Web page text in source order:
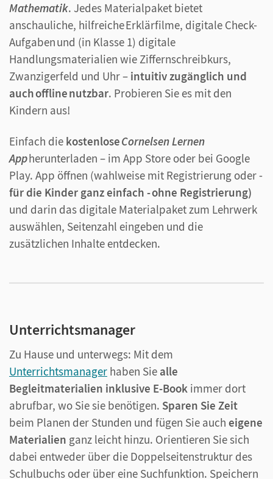
Mathematik. Jedes Materialpaket bietet
anschauliche, hilfreiche Erklärfilme, digitale Check-
Aufgaben und (in Klasse 1) digitale
Handlungsmaterialien wie Ziffernschreibkurs,
Zwanzigerfeld und Uhr – intuitiv zugänglich und
auch offline nutzbar. Probieren Sie es mit den
Kindern aus!
Einfach die kostenloseCornelsen Lernen
Appherunterladen – im App Store oder bei Google
Play. App öffnen (wahlweise mit Registrierung oder -
für die Kinder ganz einfach - ohne Registrierung)
und darin das digitale Materialpaket zum Lehrwerk
auswählen, Seitenzahl eingeben und die
zusätzlichen Inhalte entdecken.
Unterrichtsmanager
Zu Hause und unterwegs: Mit dem
Unterrichtsmanager haben Sie alle
Begleitmaterialien inklusive E-Book immer dort
abrufbar, wo Sie sie benötigen. Sparen Sie Zeit
beim Planen der Stunden und fügen Sie auch eigene
Materialien ganz leicht hinzu. Orientieren Sie sich
dabei entweder über die Doppelseitenstruktur des
Schulbuchs oder über eine Suchfunktion. Speichern